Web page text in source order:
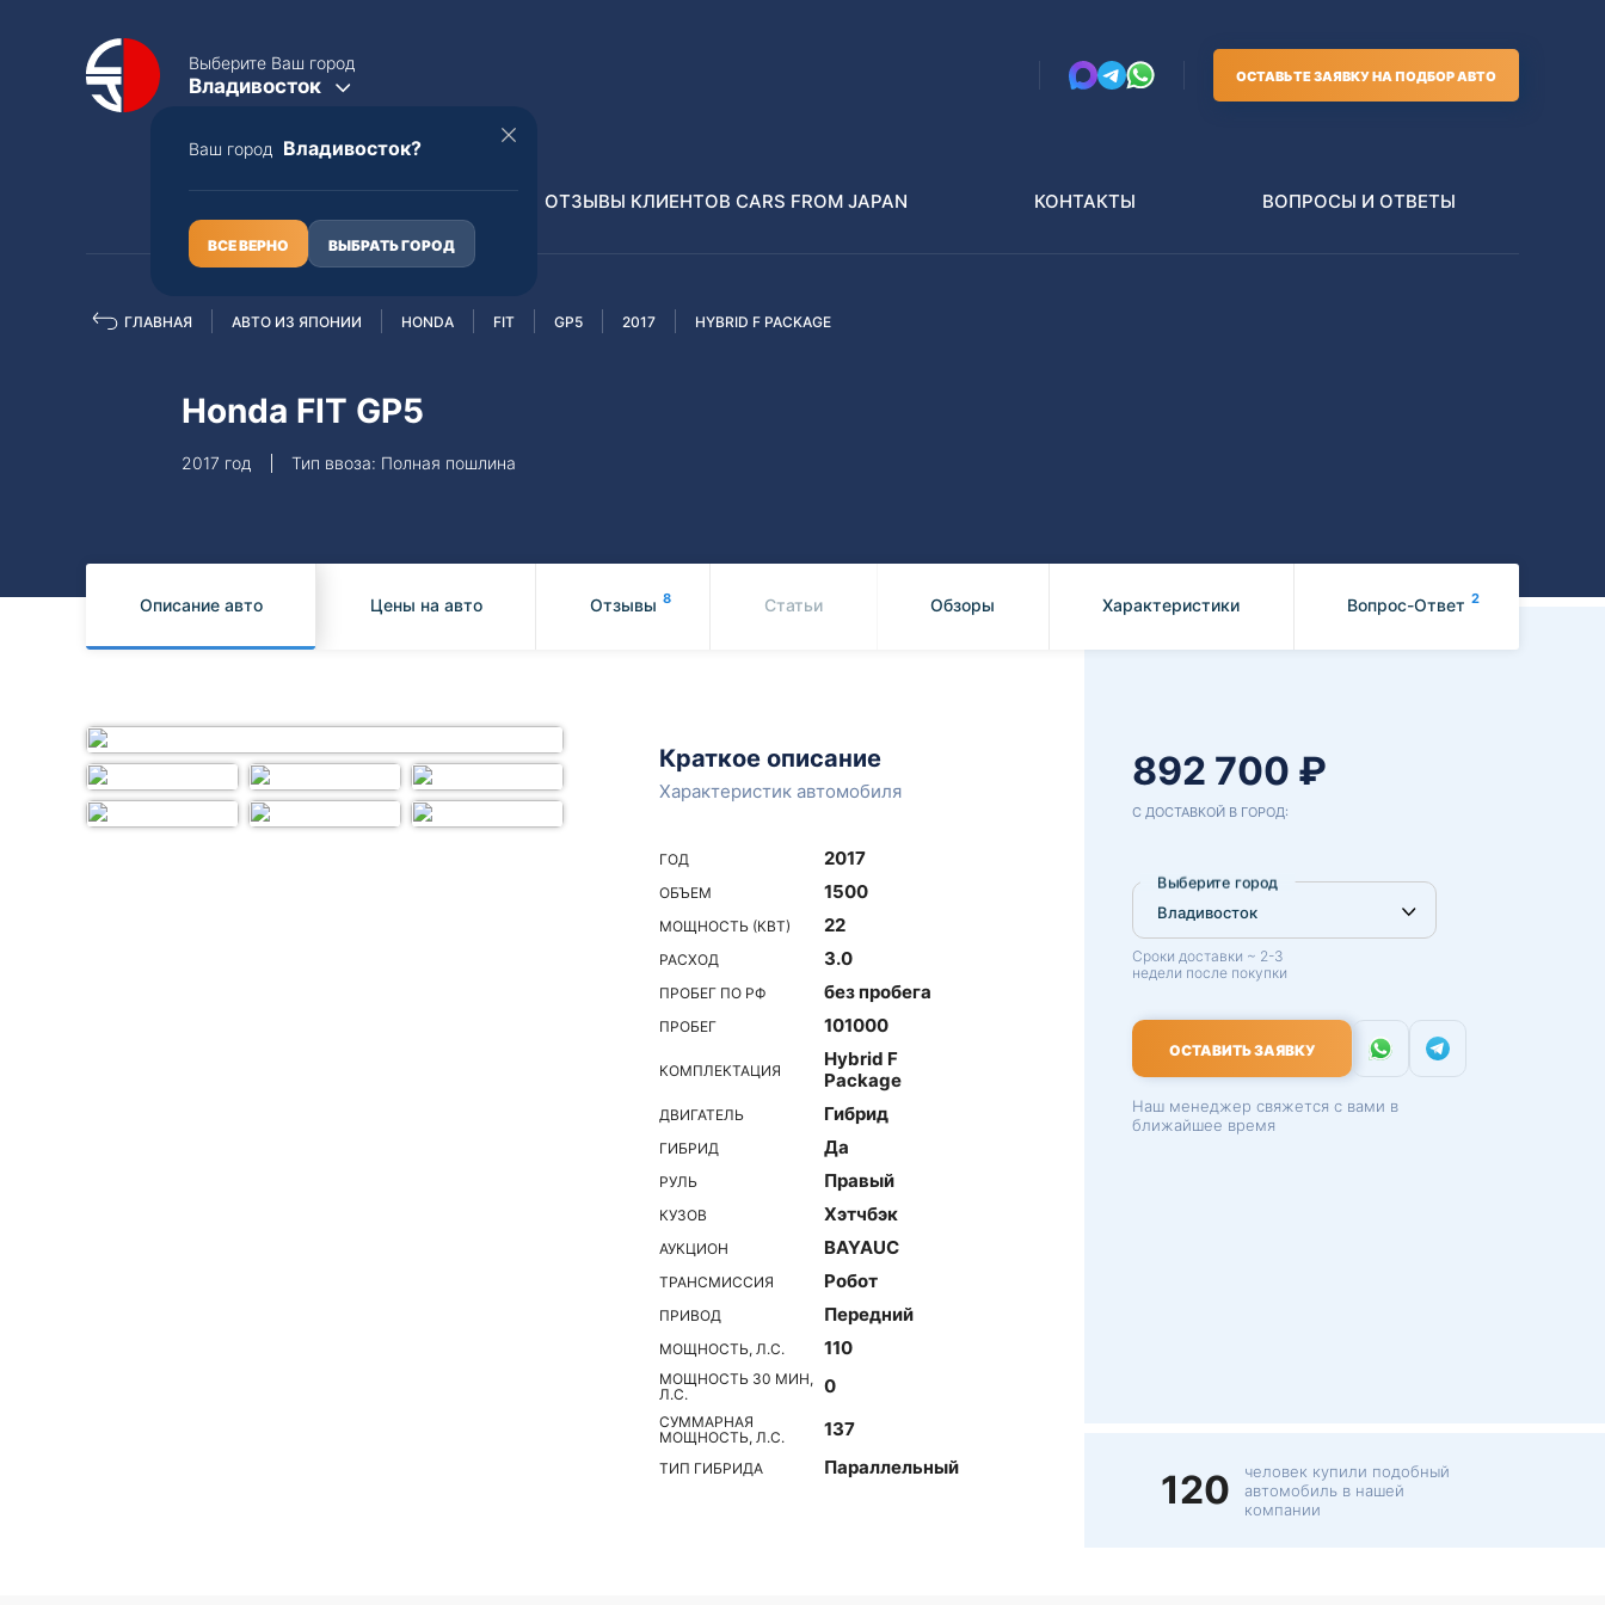
Выберите Ваш город
Владивосток
Ваш город Владивосток?
ВСЕ ВЕРНО ВЫБРАТЬ ГОРОД
ОСТАВЬТЕ ЗАЯВКУ НА ПОДБОР АВТО
Полная пошлина
Subaru
Распилы и конструкторы
ОТЗЫВЫ КЛИЕНТОВ CARS FROM JAPAN КОНТАКТЫ ВОПРОСЫ И ОТВЕТЫ
ГЛАВНАЯ АВТО ИЗ ЯПОНИИ HONDA FIT GP5 2017 HYBRID F PACKAGE
Honda FIT GP5
2017 год Тип ввоза: Полная пошлина
Описание авто Цены на авто Отзывы 8 Статьи Обзоры Характеристики Вопрос-Ответ 2
Краткое описание
Характеристик автомобиля
ГОД 2017
ОБЪЕМ 1500
МОЩНОСТЬ (КВТ) 22
РАСХОД 3.0
ПРОБЕГ ПО РФ без пробега
ПРОБЕГ 101000
КОМПЛЕКТАЦИЯ
Hybrid F
Package
ДВИГАТЕЛЬ Гибрид
ГИБРИД Да
РУЛЬ Правый
КУЗОВ Хэтчбэк
АУКЦИОН BAYAUC
ТРАНСМИССИЯ Робот
ПРИВОД Передний
МОЩНОСТЬ, Л.С. 110
МОЩНОСТЬ 30 МИН,
Л.С.
0
СУММАРНАЯ
МОЩНОСТЬ, Л.С.
137
ТИП ГИБРИДА Параллельный
892 700 ₽
С ДОСТАВКОЙ В ГОРОД:
Выберите город
Сроки доставки ~ 2-3
недели после покупки
ОСТАВИТЬ ЗАЯВКУ
Наш менеджер свяжется с вами в
ближайшее время
120
человек купили подобный
автомобиль в нашей
компании